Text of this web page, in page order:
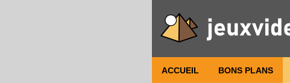
ACCUEIL BONS PLANS